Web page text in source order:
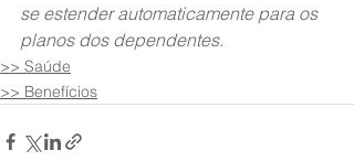
se estender automaticamente para os
planos dos dependentes.
>> Saúde
>> Benefícios